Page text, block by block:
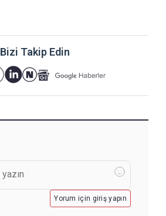
Bizi Takip Edin
Yorum için giriş yapın